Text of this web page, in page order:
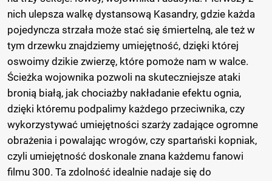
nich ulepsza walkę dystansową Kasandry, gdzie każda
pojedyncza strzała może stać się śmiertelną, ale też w
tym drzewku znajdziemy umiejętność, dzięki której
oswoimy dzikie zwierzę, które pomoże nam w walce.
Ścieżka wojownika pozwoli na skuteczniejsze ataki
bronią białą, jak chociażby nakładanie efektu ognia,
dzięki któremu podpalimy każdego przeciwnika, czy
wykorzystywać umiejętności szarży zadające ogromne
obrażenia i powalając wrogów, czy spartański kopniak,
czyli umiejętność doskonale znana każdemu fanowi
filmu 300. Ta zdolność idealnie nadaje się do